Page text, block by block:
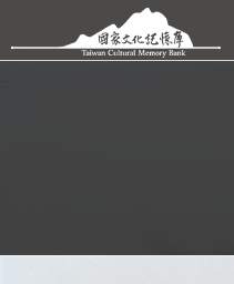
跳到主要內容區塊